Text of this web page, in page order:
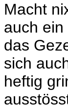
Macht
auch
das
sich
heftig